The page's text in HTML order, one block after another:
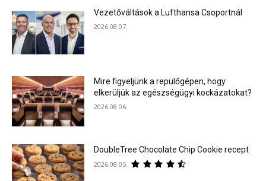
Vezetőváltások a Lufthansa Csoportnál
2026.08.07.
Mire figyeljünk a repülőgépen, hogy
elkerüljük az egészségügyi kockázatokat?
2026.08.06.
DoubleTree Chocolate Chip Cookie recept
2026.08.05.